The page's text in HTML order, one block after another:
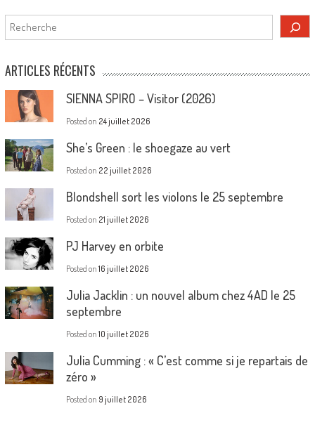
Rechercher
ARTICLES RÉCENTS
SIENNA SPIRO – Visitor (2026)
Posted on 24 juillet 2026
She’s Green : le shoegaze au vert
Posted on 22 juillet 2026
Blondshell sort les violons le 25 septembre
Posted on 21 juillet 2026
PJ Harvey en orbite
Posted on 16 juillet 2026
Julia Jacklin : un nouvel album chez 4AD le 25
septembre
Posted on 10 juillet 2026
Julia Cumming : « C’est comme si je repartais de
zéro »
Posted on 9 juillet 2026